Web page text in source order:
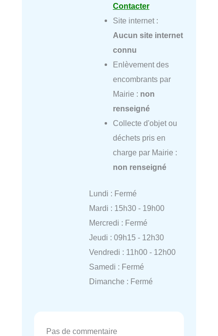
Contacter
Site internet :
Aucun site internet
connu
Enlèvement des
encombrants par
Mairie : non
renseigné
Collecte d'objet ou
déchets pris en
charge par Mairie :
non renseigné
Lundi : Fermé
Mardi : 15h30 - 19h00
Mercredi : Fermé
Jeudi : 09h15 - 12h30
Vendredi : 11h00 - 12h00
Samedi : Fermé
Dimanche : Fermé
Pas de commentaire